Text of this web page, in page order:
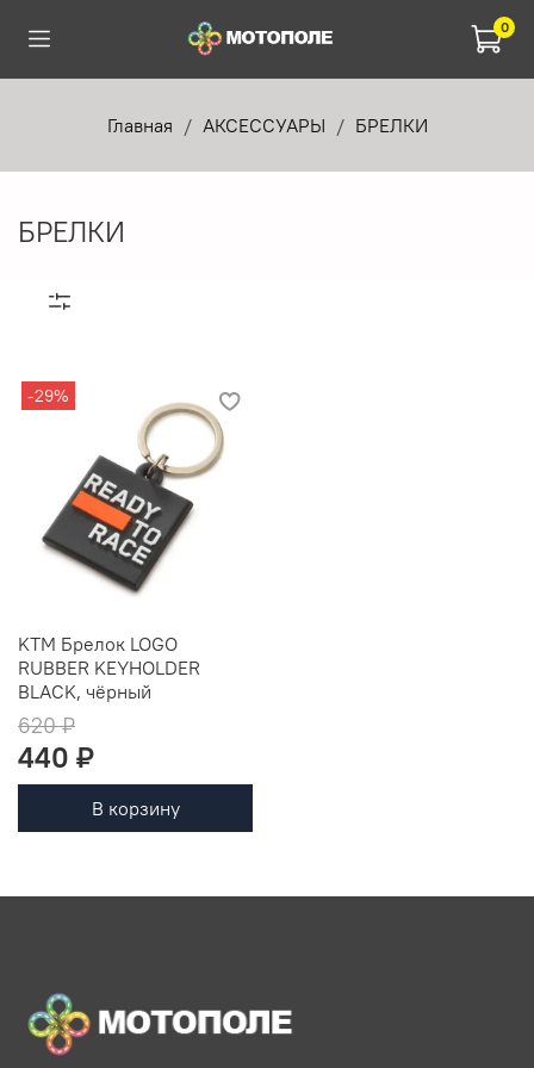
0
Главная АКСЕССУАРЫ БРЕЛКИ
БРЕЛКИ
-29%
KTM Брелок LOGO
RUBBER KEYHOLDER
BLACK, чёрный
620 ₽
440 ₽
В корзину